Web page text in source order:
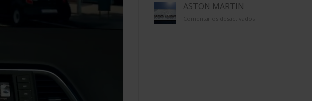
ASTON MARTIN
Comentarios desactivados